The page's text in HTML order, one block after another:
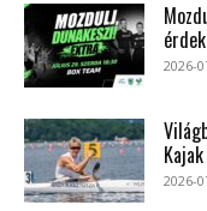
2026-
2026-